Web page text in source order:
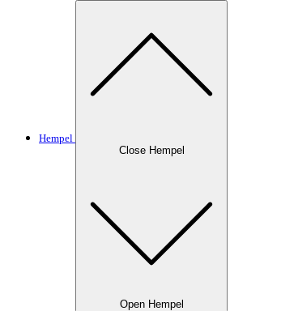
Hempel
Close Hempel
Open Hempel